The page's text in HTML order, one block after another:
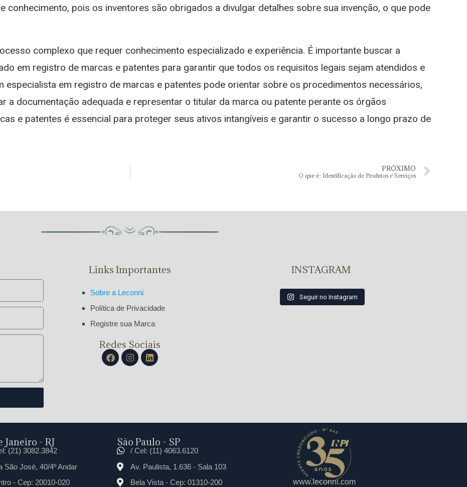
conhecimento, pois os inventores são obrigados a divulgar detalhes sobre sua invenção, o que pode
complexo que requer conhecimento especializado e experiência. É importante buscar a
em registro de marcas e patentes para garantir que todos os requisitos legais sejam atendidos e
especialista em registro de marcas e patentes pode orientar sobre os procedimentos necessários,
a documentação adequada e representar o titular da marca ou patente perante os órgãos
e patentes é essencial para proteger seus ativos intangíveis e garantir o sucesso a longo prazo de
PRÓXIMO
O que é: Identificação de Produtos e Serviços
Links Importantes
Sobre a Leconni
Política de Privacidade
Registre sua Marca
Redes Sociais
INSTAGRAM
Seguir no Instagram
Janeiro - RJ
(21) 3082.3842
São José, 40/4º Andar
- Cep: 20010-020
São Paulo - SP
/ Cel: (11) 4063.6120
Av. Paulista, 1.636 - Sala 103
Bela Vista - Cep: 01310-200
www.leconni.com